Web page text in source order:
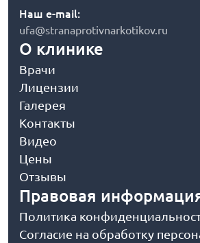
Наш e-mail:
ufa@stranaprotivnarkotikov.ru
О клинике
Врачи
Лицензии
Галерея
Контакты
Видео
Цены
Отзывы
Правовая
Политика
Согласие на обработку